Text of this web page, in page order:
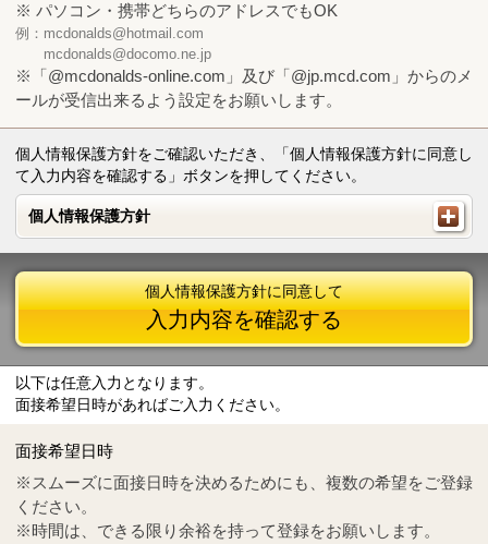
※ パソコン・携帯どちらのアドレスでもOK
例：mcdonalds@hotmail.com
mcdonalds@docomo.ne.jp
※「@mcdonalds-online.com」及び「@jp.mcd.com」からのメ
ールが受信出来るよう設定をお願いします。
個人情報保護方針をご確認いただき、「個人情報保護方針に同意し
て入力内容を確認する」ボタンを押してください。
個人情報保護方針
個人情報保護方針
Tel
0570-55-0314
個人情報保護方針に同意して
入力内容を確認する
以下は任意入力となります。
面接希望日時があればご入力ください。
面接希望日時
※スムーズに面接日時を決めるためにも、複数の希望をご登録
ください。
※時間は、できる限り余裕を持って登録をお願いします。